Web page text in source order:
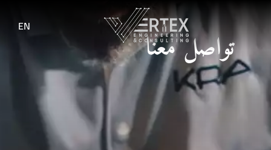
تواصل معنا